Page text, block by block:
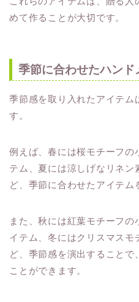
めて作ることが大切です。
季節に合わせたハンド
季節感を取り入れたアイテム
す。
例えば、春には桜モチーフの
テム、夏には涼しげなリネン
ど、季節に合わせたアイテム
また、秋には紅葉モチーフ
イテム、冬にはクリスマスモ
ど、季節感を演出することで
ことができます。